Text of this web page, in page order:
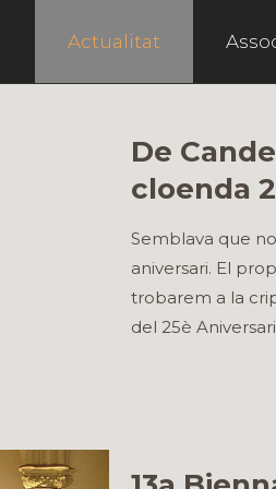
Actualitat
De
cloenda
Semblava que
aniversari. El
trobarem a la
del 25è